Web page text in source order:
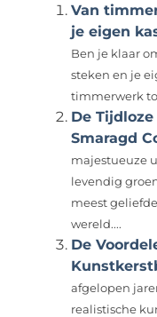
Van
je eigen
Ben je klaar
steken en je
timmerwerk
De
Smaragd
majestueuze
levendig
meest
wereld....
De
afgelopen
realistische